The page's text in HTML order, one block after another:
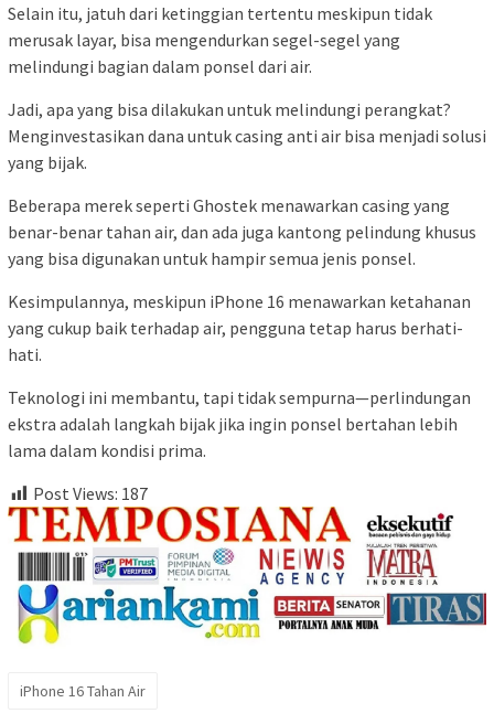
Selain itu, jatuh dari ketinggian tertentu meskipun tidak
merusak layar, bisa mengendurkan segel-segel yang
melindungi bagian dalam ponsel dari air.
Jadi, apa yang bisa dilakukan untuk melindungi perangkat?
Menginvestasikan dana untuk casing anti air bisa menjadi solusi
yang bijak.
Beberapa merek seperti Ghostek menawarkan casing yang
benar-benar tahan air, dan ada juga kantong pelindung khusus
yang bisa digunakan untuk hampir semua jenis ponsel.
Kesimpulannya, meskipun iPhone 16 menawarkan ketahanan
yang cukup baik terhadap air, pengguna tetap harus berhati-
hati.
Teknologi ini membantu, tapi tidak sempurna—perlindungan
ekstra adalah langkah bijak jika ingin ponsel bertahan lebih
lama dalam kondisi prima.
Post Views: 187
iPhone 16 Tahan Air